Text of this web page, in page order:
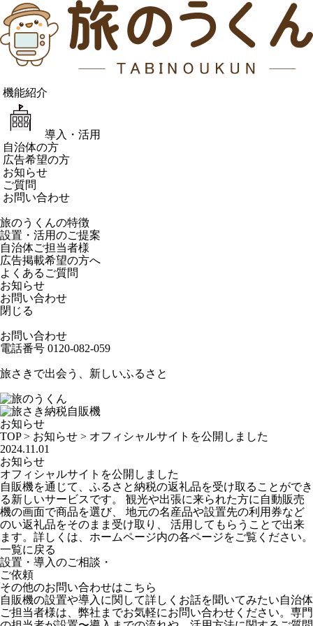
機能紹介
導入・活用
自治体の方
広告希望の方
お知らせ
ご質問
お問い合わせ
旅のうくんの特徴
設置・活用のご提案
自治体ご担当者様
広告掲載希望の方へ
よくあるご質問
お知らせ
お問い合わせ
閉じる
お問い合わせ
電話番号 0120-082-059
旅さきで出会う、新しいふるさと
お知らせ
TOP> お知らせ > オフィシャルサイトを公開しました
2024.11.01
お知らせ
オフィシャルサイトを公開しました
自販機を通じて、ふるさと納税の返礼品を受け取ることができ
る新しいサービスです。 観光や出張に来られた方に自動販売
機の画面で商品を選び、 地元の名産品や設置先の利用券など
のい返礼品をそのまま受け取り、 活用してもらうことで出来
ます。詳しくは、ホームページ内の各ページをご覧ください。
一覧に戻る
設置・導入のご相談・
ご依頼
その他のお問い合わせはこちら
自販機の設置や導入に関して詳しくお話を聞いてみたい自治体
ご担当者様は、弊社までお気軽にお問い合わせください。専門